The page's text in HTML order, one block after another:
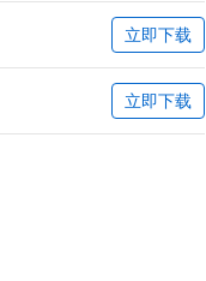
立即下载
立即下载